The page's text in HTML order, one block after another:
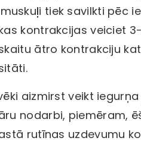
tiek savilkti pēc
kontrakcijas veiciet
ātro kontrakciju
aizmirst veikt
nodarbi, piemēram,
rutīnas uzdevumu